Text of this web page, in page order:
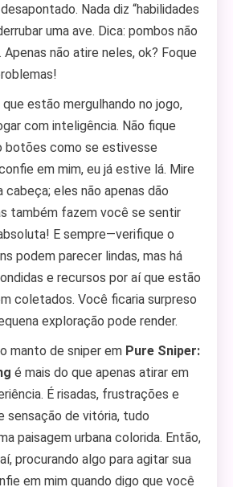
Nada diz “habilidades
uma ave. Dica: pombos não
Apenas não atire neles, ok? Foque
estão mergulhando no jogo,
com inteligência. Não fique
botões como se estivesse
em mim, eu já estive lá. Mire
cabeça; eles não apenas dão
também fazem você se sentir
E sempre—verifique o
podem parecer lindas, mas há
e recursos por aí que estão
coletados. Você ficaria surpreso
exploração pode render.
manto de sniper em Pure Sniper:
é mais do que apenas atirar em
É risadas, frustrações e
sensação de vitória, tudo
paisagem urbana colorida. Então,
procurando algo para agitar sua
em mim quando digo que você